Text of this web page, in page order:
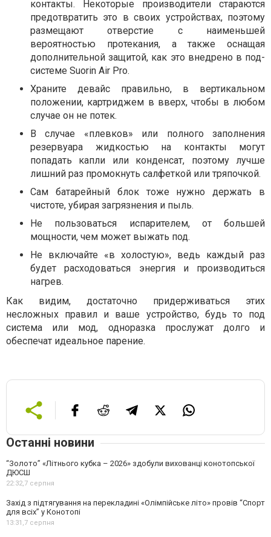
контакты. Некоторые производители стараются
предотвратить это в своих устройствах, поэтому
размещают отверстие с наименьшей
вероятностью протекания, а также оснащая
дополнительной защитой, как это внедрено в под-
системе Suorin Air Pro.
Храните девайс правильно, в вертикальном
положении, картриджем в вверх, чтобы в любом
случае он не потек.
В случае «плевков» или полного заполнения
резервуара жидкостью на контакты могут
попадать капли или конденсат, поэтому лучше
лишний раз промокнуть салфеткой или тряпочкой.
Сам батарейный блок тоже нужно держать в
чистоте, убирая загрязнения и пыль.
Не пользоваться испарителем, от большей
мощности, чем может выжать под.
Не включайте «в холостую», ведь каждый раз
будет расходоваться энергия и производиться
нагрев.
Как видим, достаточно придерживаться этих
несложных правил и ваше устройство, будь то под
система или мод, одноразка прослужат долго и
обеспечат идеальное парение.
Останні новини
“Золото” «Літнього кубка – 2026» здобули вихованці конотопської
ДЮСШ
22:32,7 серпня
Захід з підтягування на перекладині «Олімпійське літо» провів “Спорт
для всіх” у Конотопі
13:31,7 серпня